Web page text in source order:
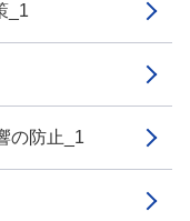
_1
の防止_1